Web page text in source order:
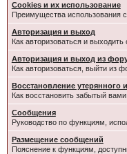
Cookies и их использование
Преимущества использования
Авторизация и выход
Как авторизоваться и
Авторизация и выход из
Как авторизоваться, выйти из
Восстановление утерянного
Как восстановить забытый вами
Сообщения
Руководство по функциям,
Размещение сообщений
Пояснение к функциям,